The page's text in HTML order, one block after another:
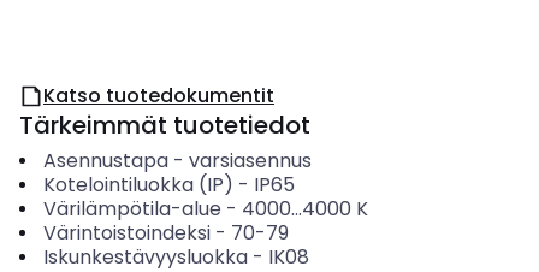
Katso tuotedokumentit
Tärkeimmät tuotetiedot
Asennustapa- varsiasennus
Kotelointiluokka (IP) - IP65
Värilämpötila-alue - 4000...4000 K
Värintoistoindeksi- 70-79
Iskunkestävyysluokka- IK08